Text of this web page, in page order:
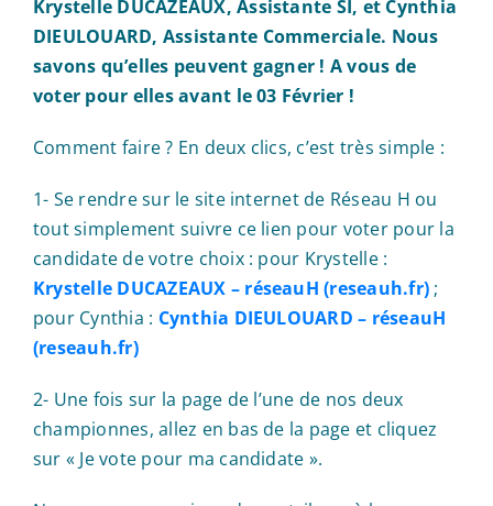
Krystelle DUCAZEAUX, Assistante SI, et Cynthia
DIEULOUARD, Assistante Commerciale. Nous
savons qu’elles peuvent gagner ! A vous de
voter pour elles avant le 03 Février !
Comment faire ? En deux clics, c’est très simple :
1- Se rendre sur le site internet de Réseau H ou
tout simplement suivre ce lien pour voter pour la
candidate de votre choix : pour Krystelle :
Krystelle DUCAZEAUX – réseauH (reseauh.fr) ;
pour Cynthia : Cynthia DIEULOUARD – réseauH
(reseauh.fr)
2- Une fois sur la page de l’une de nos deux
championnes, allez en bas de la page et cliquez
sur « Je vote pour ma candidate ».